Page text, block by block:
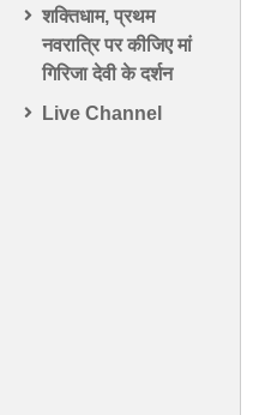
शक्तिधाम, प्रथम
नवरात्रि पर कीजिए मां
गिरिजा देवी के दर्शन
Live Channel